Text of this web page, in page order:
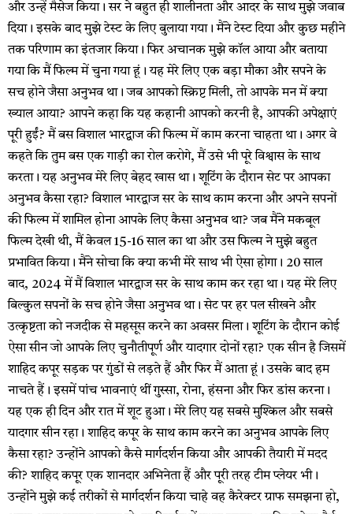
और उन्हें मैसेज किया। सर ने बहुत ही शालीनता और आदर के साथ मुझे जवाब
दिया। इसके बाद मुझे टेस्ट के लिए बुलाया गया। मैंने टेस्ट दिया और कुछ महीने
तक परिणाम का इंतजार किया। फिर अचानक मुझे कॉल आया और बताया
गया कि मैं फिल्म में चुना गया हूं। यह मेरे लिए एक बड़ा मौका और सपने के
सच होने जैसा अनुभव था। जब आपको स्क्रिप्ट मिली, तो आपके मन में क्या
ख्याल आया? आपने कहा कि यह कहानी आपको करनी है, आपकी अपेक्षाएं
पूरी हुईं? मैं बस विशाल भारद्वाज की फिल्म में काम करना चाहता था। अगर वे
कहते कि तुम बस एक गाड़ी का रोल करोगे, मैं उसे भी पूरे विश्वास के साथ
करता। यह अनुभव मेरे लिए बेहद खास था। शूटिंग के दौरान सेट पर आपका
अनुभव कैसा रहा? विशाल भारद्वाज सर के साथ काम करना और अपने सपनों
की फिल्म में शामिल होना आपके लिए कैसा अनुभव था? जब मैंने मकबूल
फिल्म देखी थी, मैं केवल 15-16 साल का था और उस फिल्म ने मुझे बहुत
प्रभावित किया। मैंने सोचा कि क्या कभी मेरे साथ भी ऐसा होगा। 20 साल
बाद, 2024 में मैं विशाल भारद्वाज सर के साथ काम कर रहा था। यह मेरे लिए
बिल्कुल सपनों के सच होने जैसा अनुभव था। सेट पर हर पल सीखने और
उत्कृष्टता को नजदीक से महसूस करने का अवसर मिला। शूटिंग के दौरान कोई
ऐसा सीन जो आपके लिए चुनौतीपूर्ण और यादगार दोनों रहा? एक सीन है जिसमें
शाहिद कपूर सड़क पर गुंडों से लड़ते हैं और फिर मैं आता हूं। उसके बाद हम
नाचते हैं। इसमें पांच भावनाएं थीं गुस्सा, रोना, हंसना और फिर डांस करना।
यह एक ही दिन और रात में शूट हुआ। मेरे लिए यह सबसे मुश्किल और सबसे
यादगार सीन रहा। शाहिद कपूर के साथ काम करने का अनुभव आपके लिए
कैसा रहा? उन्होंने आपको कैसे मार्गदर्शन किया और आपकी तैयारी में मदद
की? शाहिद कपूर एक शानदार अभिनेता हैं और पूरी तरह टीम प्लेयर भी।
उन्होंने मुझे कई तरीकों से मार्गदर्शन किया चाहे वह कैरेक्टर ग्राफ समझना हो,